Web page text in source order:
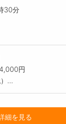
30分
円
...
細を見る